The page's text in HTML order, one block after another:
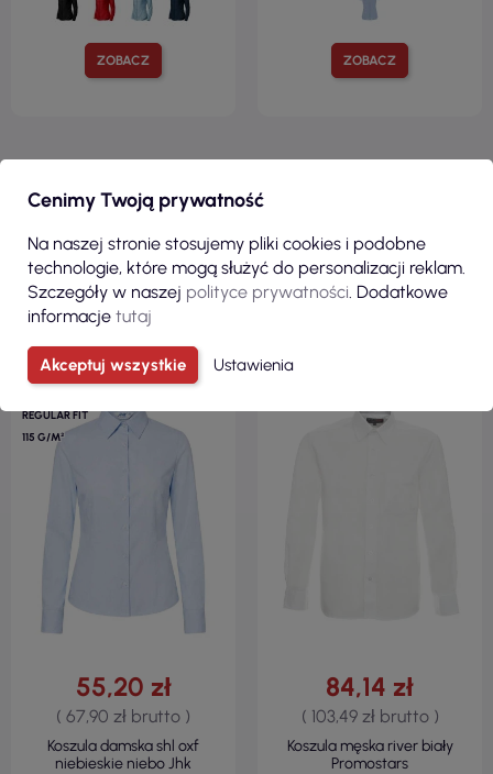
ZOBACZ ZOBACZ
KLIENCI, KTÓRZY ZAKUPILI TEN
PRODUKT, KUPILI RÓWNIEŻ:
60% BAWEŁNA /
REGULAR FIT
115 G/M²
55,20 zł
( 67,90 zł brutto )
Koszula damska shl oxf
niebieskie niebo Jhk
84,14 zł
( 103,49 zł brutto )
Koszula męska river biały
Promostars
Cenimy Twoją prywatność
Na naszej stronie stosujemy pliki cookies i podobne
technologie, które mogą służyć do personalizacji reklam.
Szczegóły w naszej polityce prywatności . Dodatkowe
informacje tutaj
Akceptuj wszystkie Ustawienia